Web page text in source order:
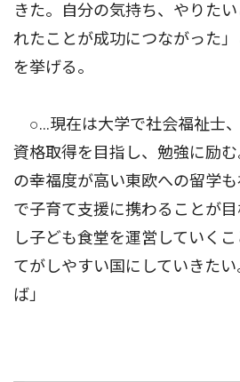
きた。自分の気持ち、やりた
れたことが成功につながった
を挙げる。
○...現在は大学で社会福祉士
資格取得を目指し、勉強に励
の幸福度が高い東欧への留学
で子育て支援に携わることが
し子ども食堂を運営していく
てがしやすい国にしていきた
ば」